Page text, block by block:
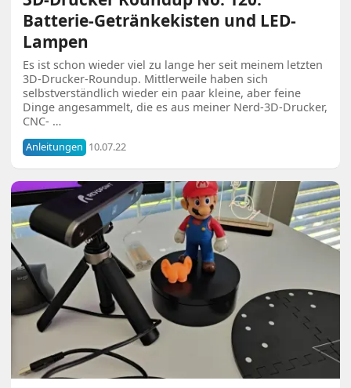
Batterie-Getränkekisten und LED-
Lampen
Es ist schon wieder viel zu lange her seit meinem letzten
3D-Drucker-Roundup. Mittlerweile haben sich
selbstverständlich wieder ein paar kleine, aber feine
Dinge angesammelt, die es aus meiner Nerd-3D-Drucker,
CNC- …
Anleitungen 10.07.22